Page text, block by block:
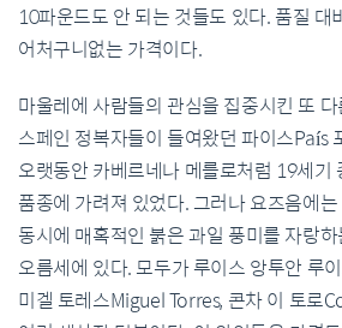
10파운드도 안 되는 것들도 있다. 품질 대
어처구니없는 가격이다.
마울레에 사람들의 관심을 집중시킨 또 다
스페인 정복자들이 들여왔던 파이스País
오랫동안 카베르네나 메를로처럼 19세기
품종에 가려져 있었다. 그러나 요즈음에
동시에 매혹적인 붉은 과일 풍미를 자랑
오름세에 있다. 모두가 루이스 앙투안 루
미겔 토레스Miguel Torres, 콘차 이 토로